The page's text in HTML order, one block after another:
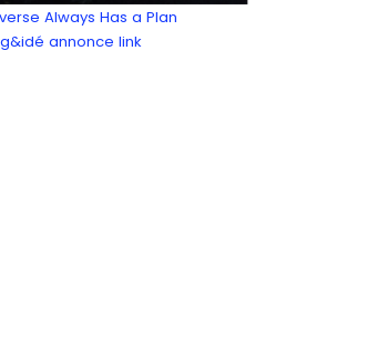
Always Has a Plan
annonce link